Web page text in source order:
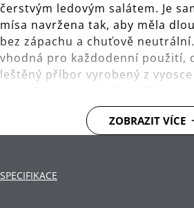
čerstvým ledovým salátem. Je
mísa navržena tak, aby měla
bez zápachu a chuťově
vhodná pro každodenní použití,
leštěný příbor vyrobený z
dvou různých velikostech a svým
designem dokonale doplňuje
Materiál: vysoce kvalitní
ZOBRAZIT VÍCE
SPECIFIKACE